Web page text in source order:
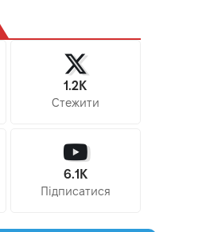
1.2K
Стежити
6.1K
Підписатися